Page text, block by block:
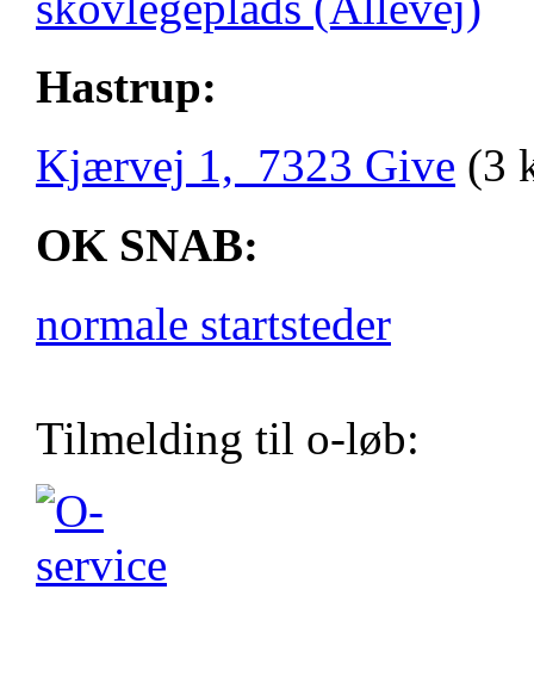
Hastrup:
Kjærvej 1, 7323 Give (3
OK SNAB:
normale startsteder
Tilmelding til o-løb: